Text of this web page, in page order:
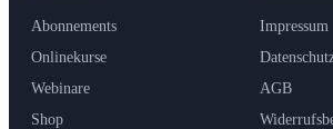
Abonnements
Onlinekurse
Webinare
Shop
Impressum
AGB